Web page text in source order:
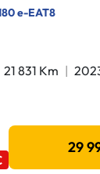
e-EAT8
21 831 Km
29